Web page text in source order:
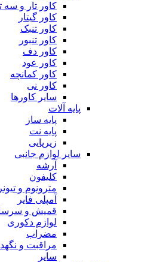
کاور تار و سه
کاور گیتار
کاور تنبک
کاور تنبور
کاور دف
کاور عود
کاور کمانچه
کاور نی
سایر کاورها
پایه آلات
پایه ساز
پایه نت
زیرپایی
سایر لوازم جانبی
آرشه
کلیفون
مترونوم و تیونر
آمپلی فایر
قمیش و
لوازم دکوری
مضراب
مراقبت و
سایر